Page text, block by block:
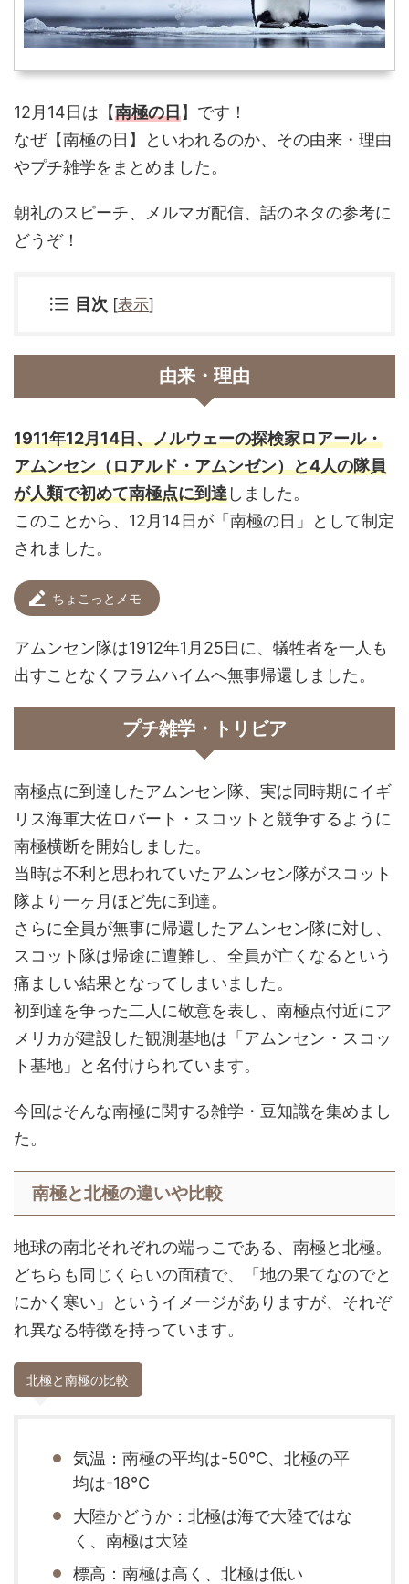
12月14日は【南極の日】です！
なぜ【南極の日】といわれるのか、その由来・理由
やプチ雑学をまとめました。
朝礼のスピーチ、メルマガ配信、話のネタの参考に
どうぞ！
目次 [表示]
由来・理由
1911年12月14日、ノルウェーの探検家ロアール・
アムンセン（ロアルド・アムンゼン）と4人の隊員
が人類で初めて南極点に到達しました。
このことから、12月14日が「南極の日」として制定
されました。
ちょこっとメモ
アムンセン隊は1912年1月25日に、犠牲者を一人も
出すことなくフラムハイムへ無事帰還しました。
プチ雑学・トリビア
南極点に到達したアムンセン隊、実は同時期にイギ
リス海軍大佐ロバート・スコットと競争するように
南極横断を開始しました。
当時は不利と思われていたアムンセン隊がスコット
隊より一ヶ月ほど先に到達。
さらに全員が無事に帰還したアムンセン隊に対し、
スコット隊は帰途に遭難し、全員が亡くなるという
痛ましい結果となってしまいました。
初到達を争った二人に敬意を表し、南極点付近にア
メリカが建設した観測基地は「アムンセン・スコッ
ト基地」と名付けられています。
今回はそんな南極に関する雑学・豆知識を集めまし
た。
南極と北極の違いや比較
地球の南北それぞれの端っこである、南極と北極。
どちらも同じくらいの面積で、「地の果てなのでと
にかく寒い」というイメージがありますが、それぞ
れ異なる特徴を持っています。
北極と南極の比較
気温：南極の平均は-50℃、北極の平
均は-18℃
大陸かどうか：北極は海で大陸ではな
く、南極は大陸
標高：南極は高く、北極は低い